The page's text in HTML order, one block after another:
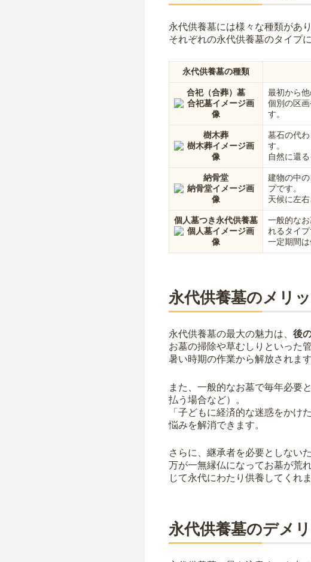
永代供養墓には様々な種類があ
それぞれの永代供養墓のタイプ
永代供養墓の種類
合祀（合葬）墓
最初から
個別の区
す。
樹木葬
墓石の代
す。
自然に還
納骨堂
建物の中
プです。
天候に左
個人墓つき永代供養墓
一般的な
れるタイプ
一定期間
永代供養墓のメリ
永代供養墓の最大の魅力は、 後
お墓の掃除や草むしりといった
暑い時期の作業から解放されます
また、一般的なお墓で毎年必要
払う場合など）。
「子どもに経済的な迷惑をかけ
悩みを解消できます。
さらに、継承者を必要としない
万が一無縁仏になってお墓が荒
じて永代にわたり供養してくれま
永代供養墓のデメ